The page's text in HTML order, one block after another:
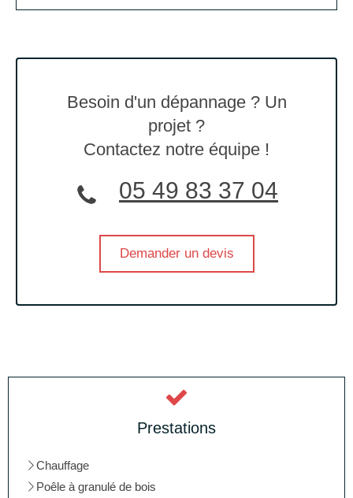
Besoin d'un dépannage ? Un
projet ?
Contactez notre équipe !
05 49 83 37 04
Demander un devis
Prestations
Chauffage
Poêle à granulé de bois